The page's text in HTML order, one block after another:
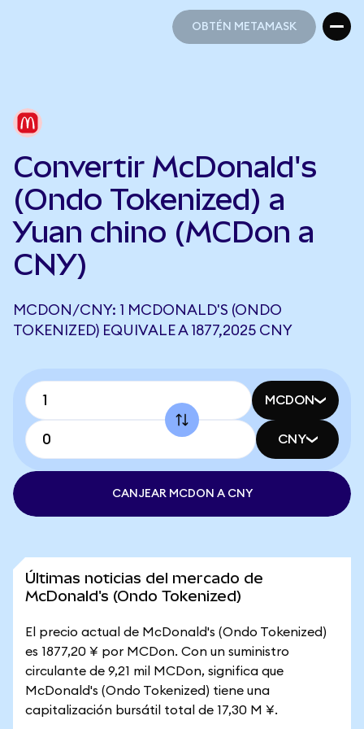
OBTÉN METAMASK
Convertir McDonald's
(Ondo Tokenized) a
Yuan chino (MCDon a
CNY)
MCDON/CNY: 1 MCDONALD'S (ONDO
TOKENIZED) EQUIVALE A 1877,2025 CNY
MCDON
CNY
CANJEAR MCDON A CNY
Últimas noticias del mercado de
McDonald's (Ondo Tokenized)
El precio actual de McDonald's (Ondo Tokenized)
es 1877,20 ¥ por MCDon. Con un suministro
circulante de 9,21 mil MCDon, significa que
McDonald's (Ondo Tokenized) tiene una
capitalización bursátil total de 17,30 M ¥.